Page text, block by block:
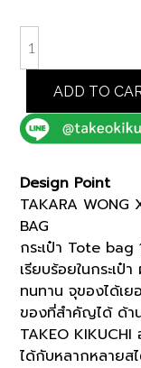
WONG
TAKEO
KIKUCHI
CANVAS
BAG
(K8109310)
quantity
ADD TO
Design Point
TAKARA WONG
BAG
กระเป๋า Tote bag
เรียบร้อยในกระเ
ทนทาน จุของได้เย
ของที่สำคัญได้ ด้า
TAKEO KIKUCHI
ได้กับหลากหลายส